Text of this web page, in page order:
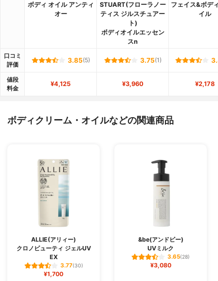
ボディ オイル アンティ
オー
STUART(フローラノー
ティス ジルスチュアー
ト)
ボディオイルエッセン
スn
フェイス&ボデ
イル
口コミ
評価
3.85(5) 3.75(1)
値段
料金
¥4,125 ¥3,960 ¥2,178
ボディクリーム・オイルなどの関連商品
ALLIE(アリィー)
クロノビューティ ジェルUV
EX
3.77(30)
¥1,700
&be(アンドビー)
UVミルク
3.65(28)
¥3,080